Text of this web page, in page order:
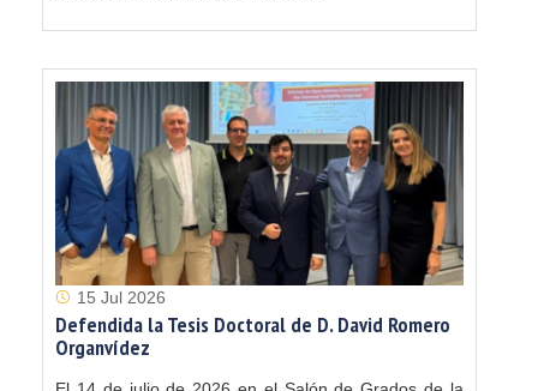
15 Jul 2026
Defendida la Tesis Doctoral de D. David Romero
Organvídez